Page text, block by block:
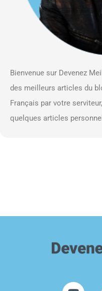
Bienvenue sur Devenez
des meilleurs articles du
Français par votre
quelques articles